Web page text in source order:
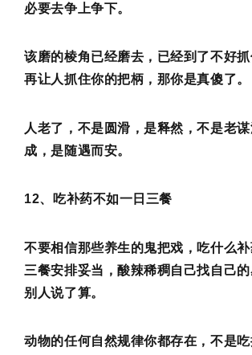
必要去争上争下。
该磨的棱角已经磨去，已经到了不好抓
再让人抓住你的把柄，那你是真傻了。
人老了，不是圆滑，是释然，不是老
成，是随遇而安。
12、吃补药不如一日三餐
不要相信那些养生的鬼把戏，吃什么补
三餐安排妥当，酸辣稀稠自己找自己
别人说了算。
动物的任何自然规律你都存在，不是